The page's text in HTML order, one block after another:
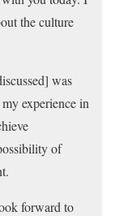
the culture
was
experience in
of
forward to